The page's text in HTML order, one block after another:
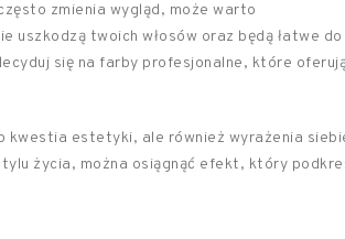
zmienia wygląd, może warto
uszkodzą twoich włosów oraz będą łatwe do
się na farby profesjonalne, które
kwestia estetyki, ale również wyrażenia
życia, można osiągnąć efekt, który